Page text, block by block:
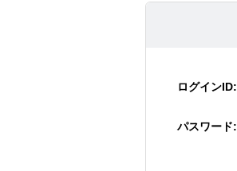
ログインID:
パスワード: